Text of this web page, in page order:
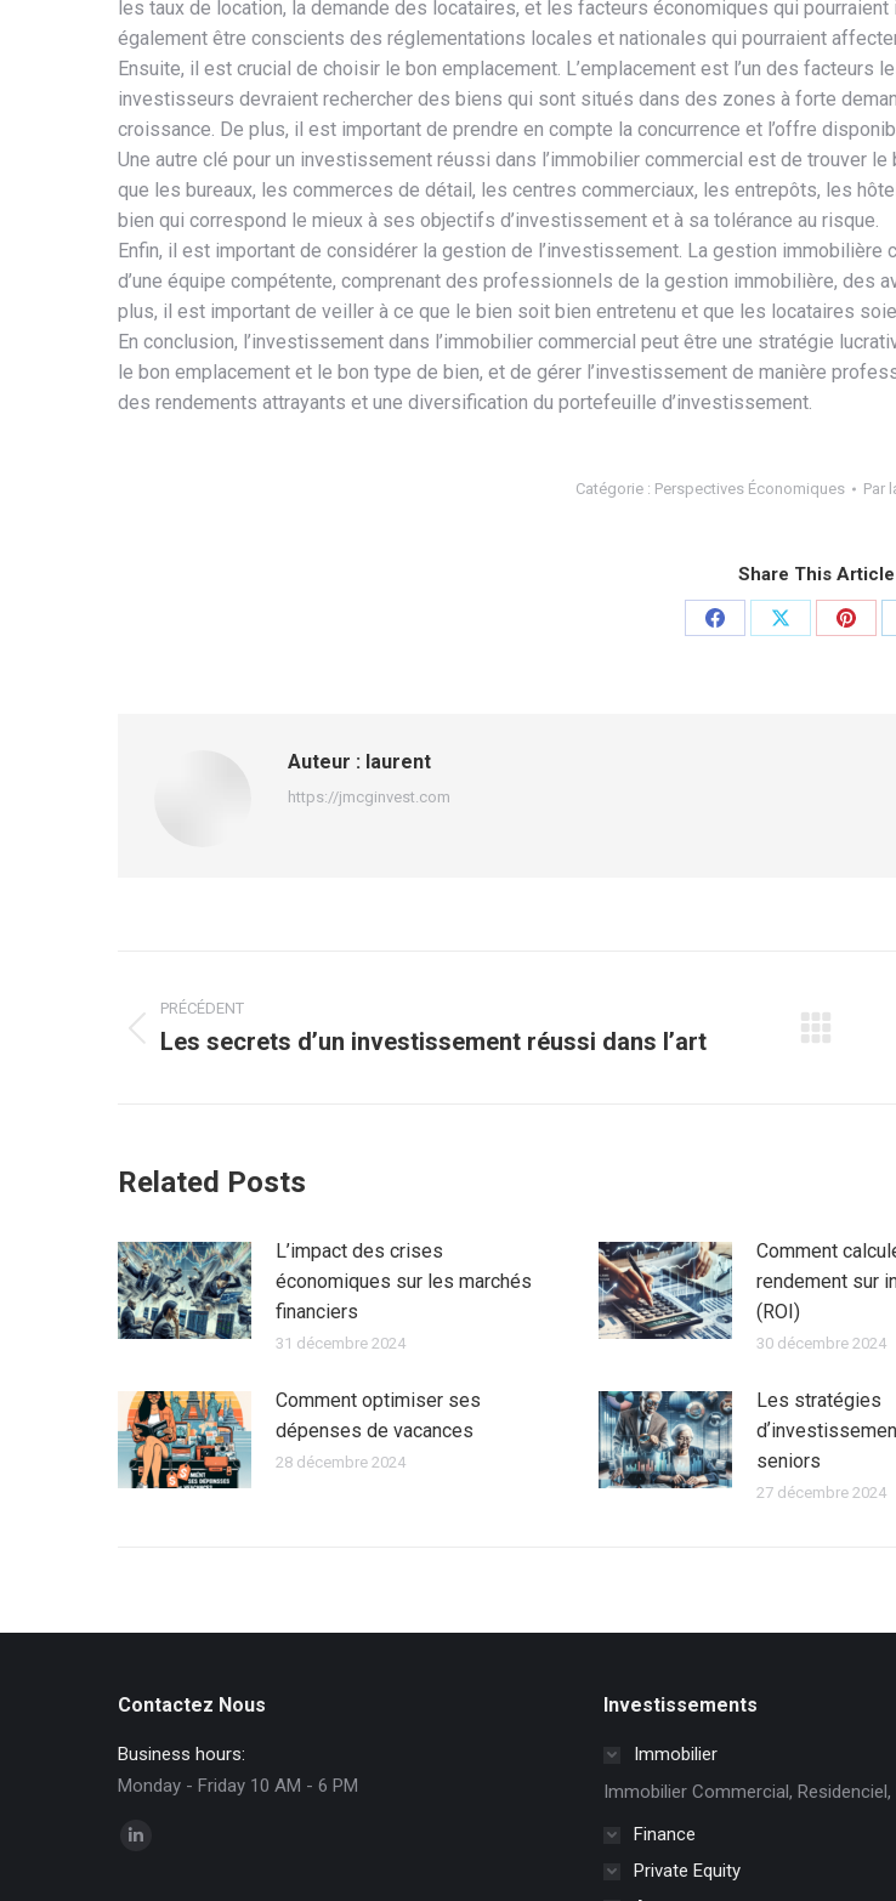
les taux de location, la demande des locataires, et les facteurs économiques qui
également être conscients des réglementations locales et nationales qui pourraient
Ensuite, il est crucial de choisir le bon emplacement. L’emplacement est l’un des
investisseurs devraient rechercher des biens qui sont situés dans des zones à forte
croissance. De plus, il est important de prendre en compte la concurrence et l’offre
Une autre clé pour un investissement réussi dans l’immobilier commercial est de trouver
que les bureaux, les commerces de détail, les centres commerciaux, les entrepôts, les
bien qui correspond le mieux à ses objectifs d’investissement et à sa tolérance au risque.
Enfin, il est important de considérer la gestion de l’investissement. La gestion
d’une équipe compétente, comprenant des professionnels de la gestion immobilière, des
plus, il est important de veiller à ce que le bien soit bien entretenu et que les locataires
En conclusion, l’investissement dans l’immobilier commercial peut être une stratégie
le bon emplacement et le bon type de bien, et de gérer l’investissement de manière
des rendements attrayants et une diversification du portefeuille d’investissement.
Catégorie : Perspectives Économiques Par
Share This Article
PartagerPartager
Auteur : laurent
https://jmcginvest.com
article
PRÉCÉDENT
Article
Les secrets d’un investissement réussi dans l’art
Related Posts
L’impact des crises
économiques sur les marchés
financiers
31 décembre 2024
Comment
rendement sur
(ROI)
30 décembre 2024
Comment optimiser ses
dépenses de vacances
28 décembre 2024
Les stratégies
seniors
27 décembre 2024
Contactez Nous
Business hours:
Monday - Friday 10 AM - 6 PM
Trouvez nous sur :
Investissements
Immobilier
Immobilier Commercial, Residenciel,
Finance
Private Equity